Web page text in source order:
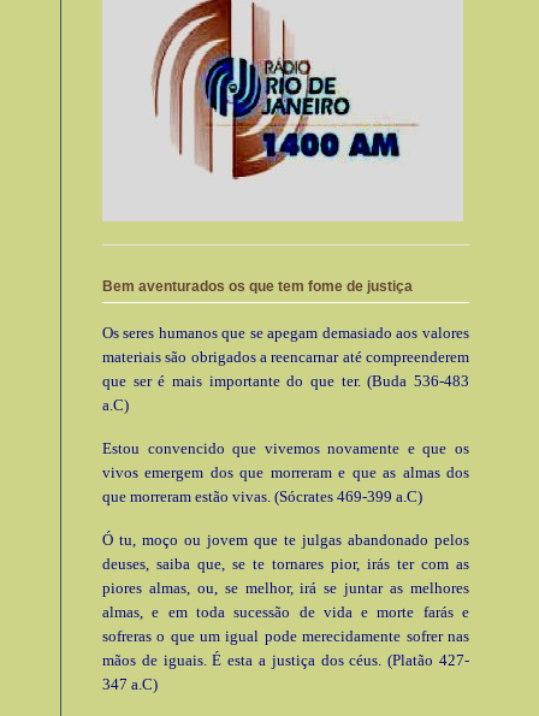
Bem aventurados os que tem fome de justiça
Os seres humanos que se apegam demasiado aos valores
materiais são obrigados a reencarnar até compreenderem
que ser é mais importante do que ter. (Buda 536-483
a.C)
Estou convencido que vivemos novamente e que os
vivos emergem dos que morreram e que as almas dos
que morreram estão vivas. (Sócrates 469-399 a.C)
Ó tu, moço ou jovem que te julgas abandonado pelos
deuses, saiba que, se te tornares pior, irás ter com as
piores almas, ou, se melhor, irá se juntar as melhores
almas, e em toda sucessão de vida e morte farás e
sofreras o que um igual pode merecidamente sofrer nas
mãos de iguais. É esta a justiça dos céus. (Platão 427-
347 a.C)